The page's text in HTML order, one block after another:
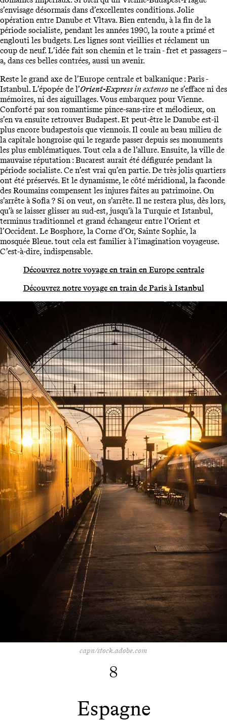
s’envisage désormais dans d’excellentes conditions. Jolie
opération entre Danube et Vltava. Bien entendu, à la fin de la
période socialiste, pendant les années 1990, la route a primé et
englouti les budgets. Les lignes sont vieillies et réclament un
coup de neuf. L’idée fait son chemin et le train - fret et passagers –
a, dans ces belles contrées, aussi un avenir.
Reste le grand axe de l’Europe centrale et balkanique : Paris -
Istanbul. L’épopée de l’Orient-Expressin extenso ne s’efface ni des
mémoires, ni des aiguillages. Vous embarquez pour Vienne.
Conforté par son romantisme pince-sans-rire et mélodieux, on
s’en va ensuite retrouver Budapest. Et peut-être le Danube est-il
plus encore budapestois que viennois. Il coule au beau milieu de
la capitale hongroise qui le regarde passer depuis ses monuments
les plus emblématiques. Tout cela a de l’allure. Ensuite, la ville de
mauvaise réputation : Bucarest aurait été défigurée pendant la
période socialiste. Ce n’est vrai qu’en partie. De très jolis quartiers
ont été préservés. Et le dynamisme, le côté méridional, la faconde
des Roumains compensent les injures faites au patrimoine. On
s’arrête à Sofia ? Si on veut, on s’arrête. Il ne restera plus, dès lors,
qu’à se laisser glisser au sud-est, jusqu’à la Turquie et Istanbul,
terminus traditionnel et grand échangeur entre l’Orient et
l’Occident. Le Bosphore, la Corne d’Or, Sainte Sophie, la
mosquée Bleue. tout cela est familier à l’imagination voyageuse.
C’est-à-dire, indispensable.
Découvrez notre voyage en train en Europe centrale
Découvrez notre voyage en train de Paris à Istanbul
capn/stock.adobe.com
8
Espagne